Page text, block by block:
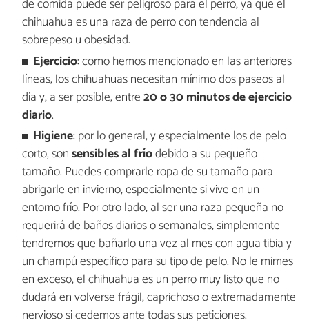
de comida puede ser peligroso para el perro, ya que el
chihuahua es una raza de perro con tendencia al
sobrepeso u obesidad.
Ejercicio: como hemos mencionado en las anteriores
líneas, los chihuahuas necesitan mínimo dos paseos al
día y, a ser posible, entre20 o 30 minutos de ejercicio
diario.
Higiene: por lo general, y especialmente los de pelo
corto, sonsensibles al fríodebido a su pequeño
tamaño. Puedes comprarle ropa de su tamaño para
abrigarle en invierno, especialmente si vive en un
entorno frío. Por otro lado, al ser una raza pequeña no
requerirá de baños diarios o semanales, simplemente
tendremos que bañarlo una vez al mes con agua tibia y
un champú específico para su tipo de pelo. No le mimes
en exceso, el chihuahua es un perro muy listo que no
dudará en volverse frágil, caprichoso o extremadamente
nervioso si cedemos ante todas sus peticiones.